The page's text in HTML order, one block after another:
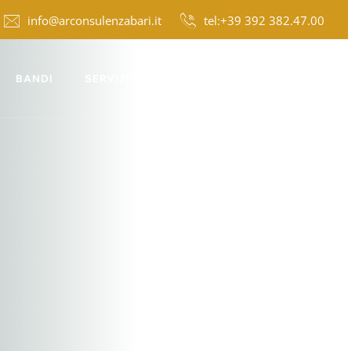
info@arconsulenzabari.it tel:+39 392 382.47.00
BANDI